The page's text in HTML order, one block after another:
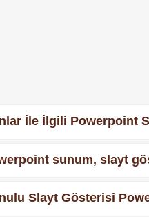
İle İlgili Powerpoint
sunum, slayt
Slayt Gösterisi